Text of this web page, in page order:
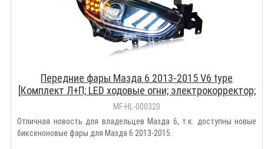
Передние фары Мазда 6 2013-2015 V6 type
[Комплект Л+П; LED ходовые огни; электрокорректор;
биксеноновая линза]
MF-HL-000320
Отличная новость для владельцев Мазда 6, т.к. доступны новые
биксеноновые фары для Мазда 6 2013-2015..